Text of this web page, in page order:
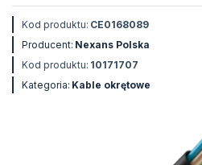
Kod produktu: CE0168089
Producent: Nexans Polska
Kod produktu: 10171707
Kategoria: Kable okrętowe